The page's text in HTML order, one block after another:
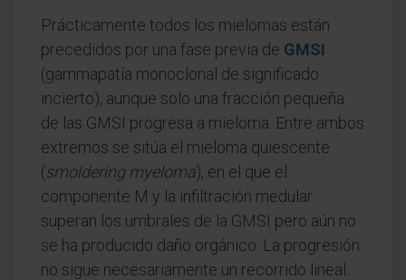
Prácticamente todos los mielomas están
precedidos por una fase previa de GMSI
(gammapatía monoclonal de significado
incierto), aunque solo una fracción pequeña
de las GMSI progresa a mieloma. Entre ambos
extremos se sitúa el mieloma quiescente
(smoldering myeloma), en el que el
componente M y la infiltración medular
superan los umbrales de la GMSI pero aún no
se ha producido daño orgánico. La progresión
no sigue necesariamente un recorrido lineal: